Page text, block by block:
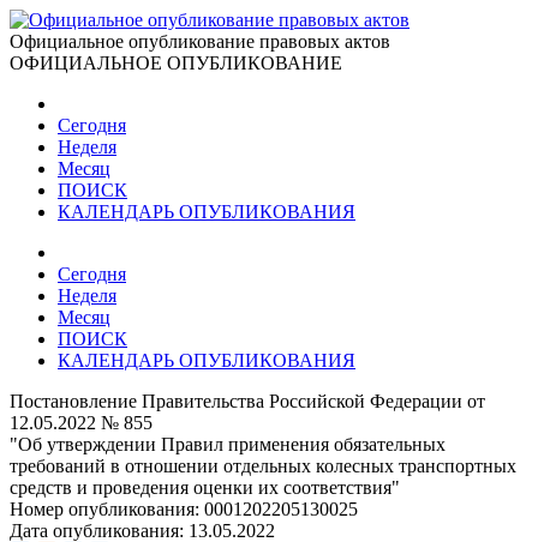
Официальное опубликование правовых актов
ОФИЦИАЛЬНОЕ ОПУБЛИКОВАНИЕ
Сегодня
Неделя
Месяц
ПОИСК
КАЛЕНДАРЬ ОПУБЛИКОВАНИЯ
Сегодня
Неделя
Месяц
ПОИСК
КАЛЕНДАРЬ ОПУБЛИКОВАНИЯ
Постановление Правительства Российской Федерации от
12.05.2022 № 855
"Об утверждении Правил применения обязательных
требований в отношении отдельных колесных транспортных
средств и проведения оценки их соответствия"
Номер опубликования: 0001202205130025
Дата опубликования: 13.05.2022